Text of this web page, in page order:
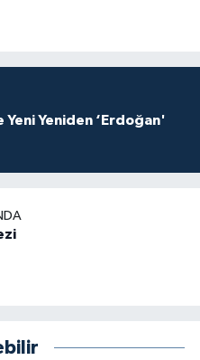
Yeni Yeniden ‘Erdoğan'